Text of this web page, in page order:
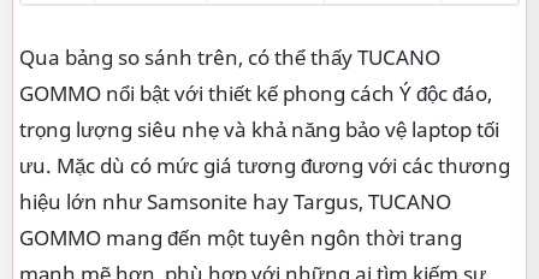
Qua bảng so sánh trên, có thể thấy TUCANO
GOMMO nổi bật với thiết kế phong cách Ý độc đáo,
trọng lượng siêu nhẹ và khả năng bảo vệ laptop tối
ưu. Mặc dù có mức giá tương đương với các thương
hiệu lớn như Samsonite hay Targus, TUCANO
GOMMO mang đến một tuyên ngôn thời trang